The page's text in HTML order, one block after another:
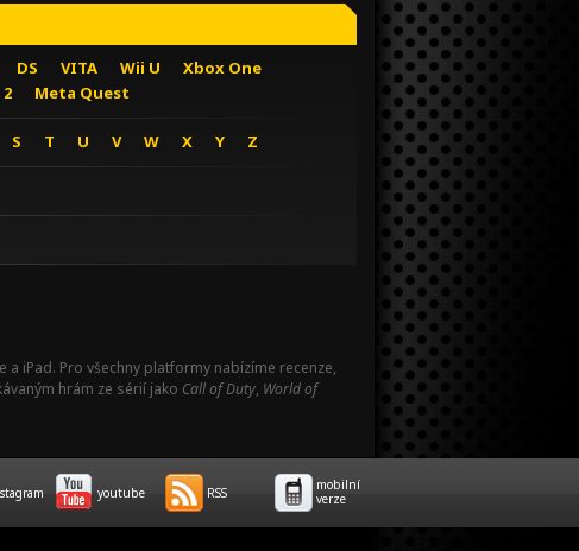
DS VITA Wii U
Xbox One
Meta Quest
S T U V W X Y Z
a iPad. Pro všechny platformy nabízíme recenze,
hrám ze sérií jako Call of Duty, World of
youtube RSS
mobilní
verze